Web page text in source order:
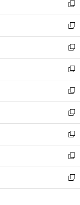
ィ
ン
ド
ウ
で
開
く
い
ウ
ィ
ン
ド
ウ
で
開
く
新
し
い
ウ
ィ
ン
ド
ウ
で
開
く
新
し
い
ウ
ィ
ン
ド
ウ
で
開
く
新
し
い
ウ
ィ
ン
ド
ウ
で
開
く
新
し
い
ウ
ィ
ン
ド
ウ
で
開
く
新
し
い
ウ
ィ
ン
ド
ウ
で
開
新
し
い
ウ
ィ
ン
ド
ウ
新
し
い
ウ
ィ
ン
新
し
い
ウ
新
し